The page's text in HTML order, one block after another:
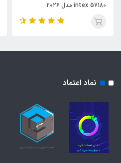
intex 57180 مدل ۲۰۲۶
نماد اعتماد